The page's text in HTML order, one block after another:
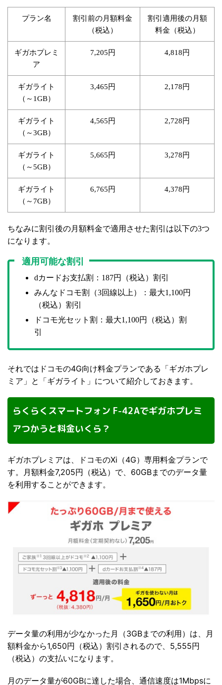
プラン名
割引前の月額料金
（税込）
割引適用後の月額
料金（税込）
ギガホプレミ
ア
7,205円 4,818円
ギガライト
（～ 1GB）
3,465円 2,178円
ギガライト
（～3GB）
4,565円 2,728円
ギガライト
（～5GB）
5,665円 3,278円
ギガライト
（～ 7GB）
6,765円 4,378円
ちなみに割引後の月額料金で適用させた割引は以下の3つ
になります。
適用可能な割引
dカードお支払割： 187円（税込）割引
みんなドコモ割（3回線以上）：最大1,100円
（税込）割引
ドコモ光セット割：最大1,100円（税込）割
引
それではドコモの4G向け料金プランである「ギガホプレ
ミア」と「ギガライト」について紹介しておきます。
らくらくスマートフォン F-42Aでギガホプレミ
アつかうと料金いくら？
ギガホプレミアは、ドコモのXi（4G）専用料金プランで
す。月額料金7,205円（税込）で、60GBまでのデータ量
を利用することができます。
データ量の利用が少なかった月（3GBまでの利用）は、月
額料金から1,650円（税込）割引されるので、5,555円
（税込）の支払いになります。
月のデータ量が60GBに達した場合、通信速度は1Mbpsに